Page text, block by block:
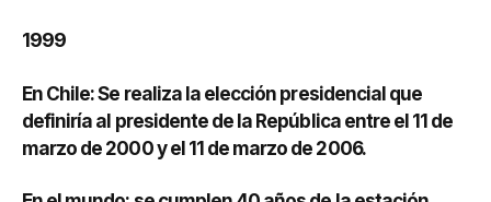
1999
En Chile: Se realiza la elección presidencial que
definiría al presidente de la República entre el 11 de
marzo de 2000 y el 11 de marzo de 2006.